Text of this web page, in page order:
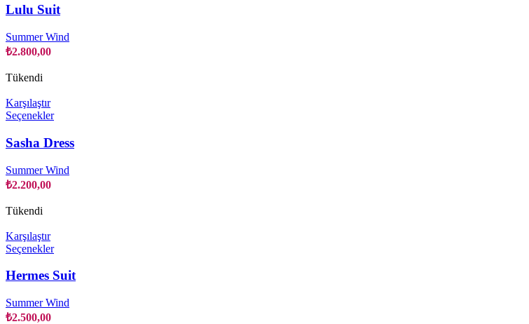
birden
varyasyonu
var.
Lulu Suit
Summer Wind
₺2.800,00
Tükendi
Karşılaştır
SeçeneklerBu
birden
fazla
varyasyonu
var.
Sasha Dress
Summer Wind
₺2.200,00
Tükendi
Karşılaştır
SeçeneklerBu
birden
varyasyonu
var.
Hermes Suit
Summer Wind
₺2.500,00